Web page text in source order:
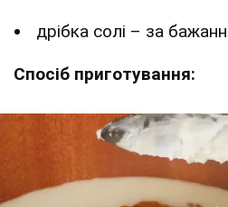
дрібка солі – за
Спосіб приготування: